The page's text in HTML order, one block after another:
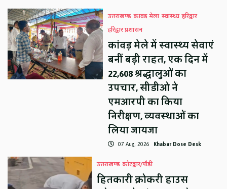
उत्तराखण्ड कावड़ मेला स्वास्थ्य हरिद्वार
हरिद्वार प्रशासन
कांवड़ मेले में स्वास्थ्य सेवाएं
बनीं बड़ी राहत, एक दिन में
22,608 श्रद्धालुओं का
उपचार, सीडीओ ने
एमआरपी का किया
निरीक्षण, व्यवस्थाओं का
लिया जायजा
07 Aug, 2026 Khabar Dose Desk
उत्तराखण्ड कोटद्वार/पौड़ी
हितकारी क्रोकरी हाउस